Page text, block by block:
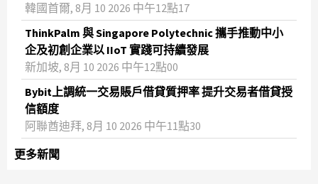
韓國首爾, 8月 10 2026 中午12點17
ThinkPalm 與 Singapore Polytechnic 攜手推動中小
企及初創企業以 IIoT 實踐可持續發展
新加坡, 8月 10 2026 中午12點00
Bybit上調統一交易賬戶借貸質押率 提升交易者借貸授
信額度
阿聯酋迪拜, 8月 10 2026 中午11點30
更多新聞